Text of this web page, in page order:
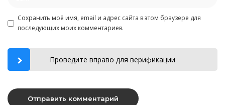
Сохранить моё имя, email и адрес сайта в этом браузере для
последующих моих комментариев.
Проведите вправо для верификации